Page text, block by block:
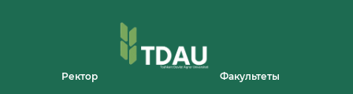
ДИСТАНЦИОННОЙ
Ректор
Факультеты